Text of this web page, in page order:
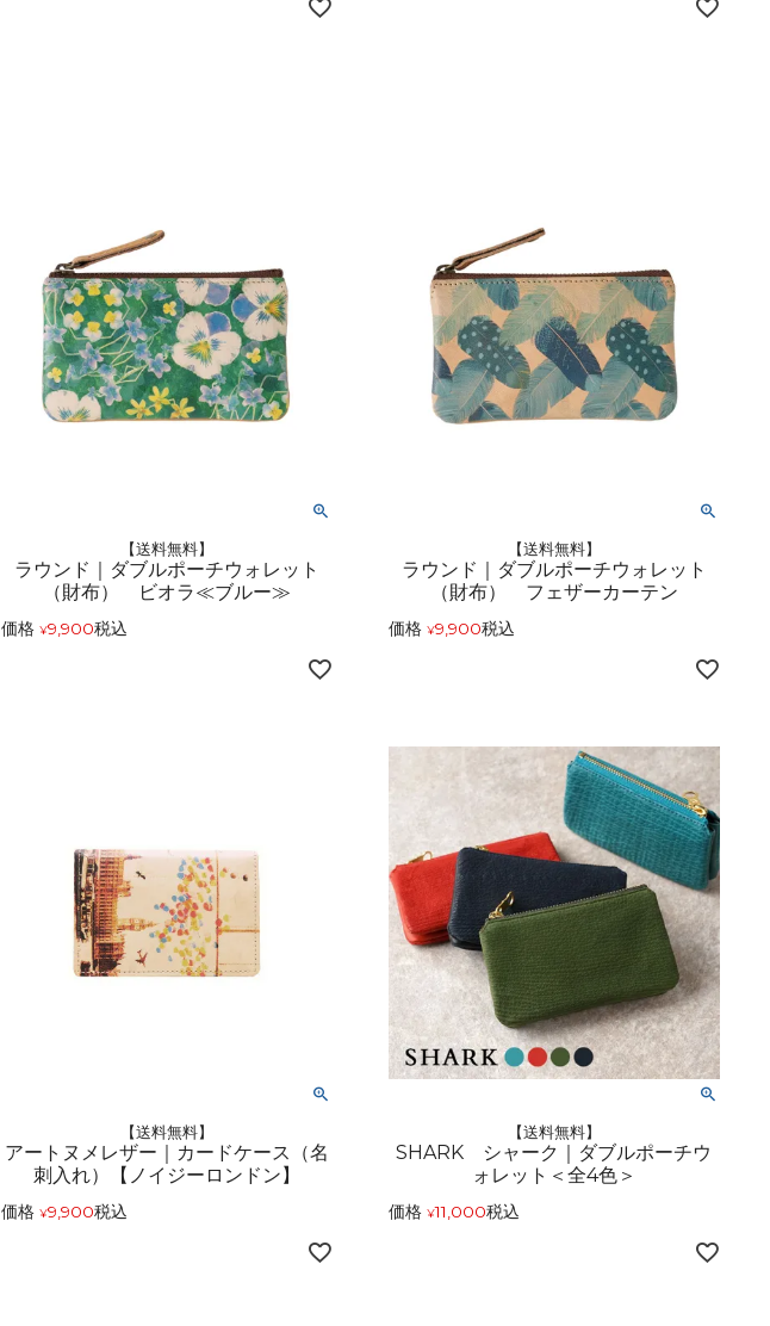
【送料無料】
ラウンド｜ダブルポーチウォレット
（財布） ビオラ≪ブルー≫
価格 ¥9,900税込
【送料無料】
ラウンド｜ダブルポーチウォレット
（財布） フェザーカーテン
価格 ¥9,900税込
【送料無料】
アートヌメレザー｜カードケース（名
刺入れ）【ノイジーロンドン】
価格 ¥9,900税込
【送料無料】
SHARK シャーク｜ダブルポーチウ
ォレット＜全4色＞
価格 ¥11,000税込